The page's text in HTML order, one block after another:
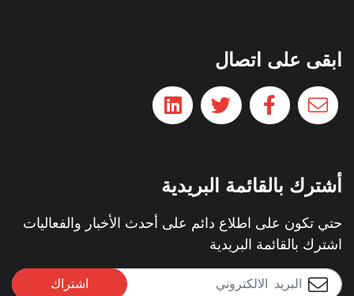
ابقى على اتصال
أشترك بالقائمة البريدية
حتي تكون على اطلاع دائم على أحدث الأخبار والفعاليات
اشترك بالقائمة البريدية
اشتراك